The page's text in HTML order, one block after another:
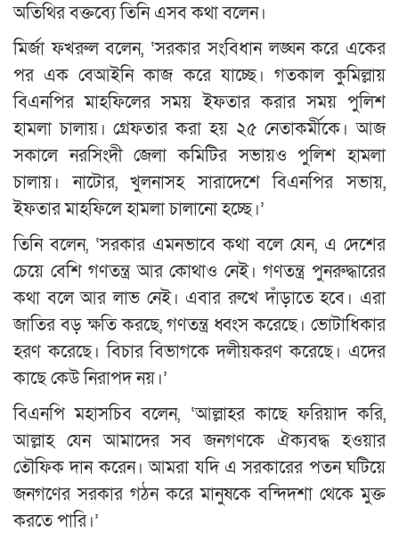
অতিথির বক্তব্যে তিনি এসব কথা বলেন।
মির্জা ফখরুল বলেন, ‘সরকার সংবিধান লঙ্ঘন করে একের
পর এক বেআইনি কাজ করে যাচ্ছে। গতকাল কুমিল্লায়
বিএনপির মাহফিলের সময় ইফতার করার সময় পুলিশ
হামলা চালায়। গ্রেফতার করা হয় ২৫ নেতাকর্মীকে। আজ
সকালে নরসিংদী জেলা কমিটির সভায়ও পুলিশ হামলা
চালায়। নাটোর, খুলনাসহ সারাদেশে বিএনপির সভায়,
ইফতার মাহফিলে হামলা চালানো হচ্ছে।’
তিনি বলেন, ‘সরকার এমনভাবে কথা বলে যেন, এ দেশের
চেয়ে বেশি গণতন্ত্র আর কোথাও নেই। গণতন্ত্র পুনরুদ্ধারের
কথা বলে আর লাভ নেই। এবার রুখে দাঁড়াতে হবে। এরা
জাতির বড় ক্ষতি করছে, গণতন্ত্র ধ্বংস করেছে। ভোটাধিকার
হরণ করেছে। বিচার বিভাগকে দলীয়করণ করেছে। এদের
কাছে কেউ নিরাপদ নয়।’
বিএনপি মহাসচিব বলেন, ‘আল্লাহর কাছে ফরিয়াদ করি,
আল্লাহ যেন আমাদের সব জনগণকে ঐক্যবদ্ধ হওয়ার
তৌফিক দান করেন। আমরা যদি এ সরকারের পতন ঘটিয়ে
জনগণের সরকার গঠন করে মানুষকে বন্দিদশা থেকে মুক্ত
করতে পারি।’